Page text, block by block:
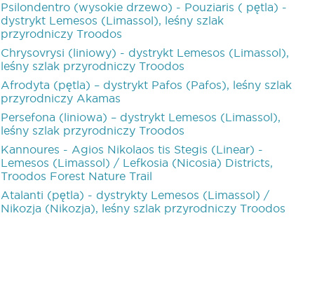
Psilondentro (wysokie drzewo) - Pouziaris ( pętla) -
dystrykt Lemesos (Limassol), leśny szlak
przyrodniczy Troodos
Chrysovrysi (liniowy) - dystrykt Lemesos (Limassol),
leśny szlak przyrodniczy Troodos
Afrodyta (pętla) – dystrykt Pafos (Pafos), leśny szlak
przyrodniczy Akamas
Persefona (liniowa) – dystrykt Lemesos (Limassol),
leśny szlak przyrodniczy Troodos
Kannoures - Agios Nikolaos tis Stegis (Linear) -
Lemesos (Limassol) / Lefkosia (Nicosia) Districts,
Troodos Forest Nature Trail
Atalanti (pętla) - dystrykty Lemesos (Limassol) /
Nikozja (Nikozja), leśny szlak przyrodniczy Troodos